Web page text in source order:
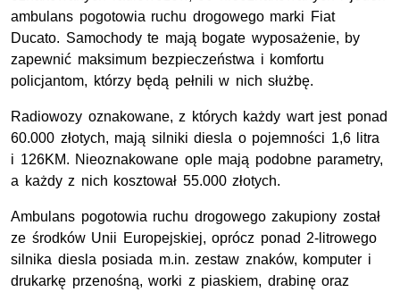
ambulans pogotowia ruchu drogowego marki Fiat
Ducato. Samochody te mają bogate wyposażenie, by
zapewnić maksimum bezpieczeństwa i komfortu
policjantom, którzy będą pełnili w nich służbę.
Radiowozy oznakowane, z których każdy wart jest ponad
60.000 złotych, mają silniki diesla o pojemności 1,6 litra
i 126KM. Nieoznakowane ople mają podobne parametry,
a każdy z nich kosztował 55.000 złotych.
Ambulans pogotowia ruchu drogowego zakupiony został
ze środków Unii Europejskiej, oprócz ponad 2-litrowego
silnika diesla posiada m.in. zestaw znaków, komputer i
drukarkę przenośną, worki z piaskiem, drabinę oraz